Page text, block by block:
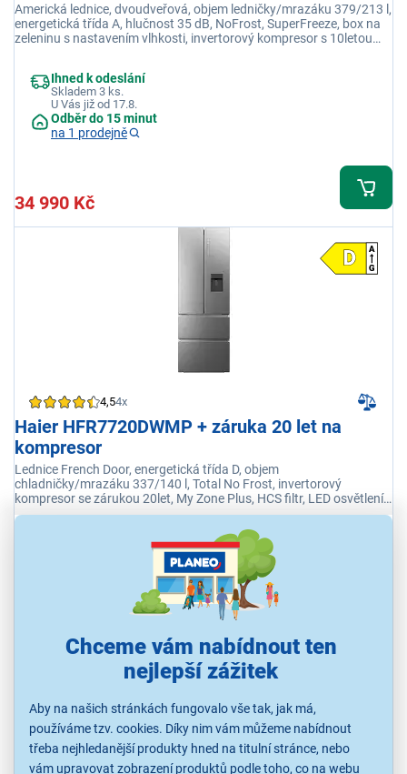
Chceme vám nabídnout ten
nejlepší zážitek
Aby na našich stránkách fungovalo vše tak, jak má,
používáme tzv. cookies. Díky nim vám můžeme nabídnout
třeba nejhledanější produkty hned na titulní stránce, nebo
vám upravovat zobrazení produktů podle toho, co na webu
Americká lednice, dvoudveřová, objem ledničky/mrazáku 379/213 l,
energetická třída A, hlučnost 35 dB, NoFrost, SuperFreeze, box na
zeleninu s nastavením vlhkosti, invertorový kompresor s 10letou
Ihned k odeslání
Skladem 3 ks.
U Vás již od 17.8.
Odběr do 15 minut
na 1 prodejně
34 990 Kč
4,54x
Haier HFR7720DWMP + záruka 20 let na
kompresor
Lednice French Door, energetická třída D, objem
chladničky/mrazáku 337/140 l, Total No Frost, invertorový
kompresor se zárukou 20let, My Zone Plus, HCS filtr, LED osvětlení,
dotykový displej, dávkovač vody
Odběr do 15 minut